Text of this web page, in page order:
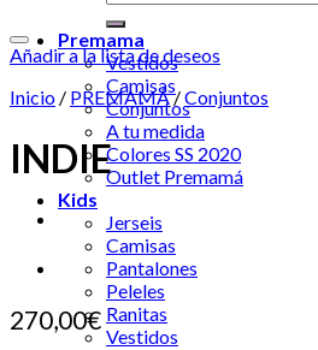
Premama
Vestidos
Camisas
Conjuntos
A tu medida
Colores SS 2020
Outlet Premamá
Kids
Jerseis
Camisas
Pantalones
Peleles
Ranitas
Vestidos
Añadir a la lista de deseos
Inicio / PREMAMÁ/Conjuntos
INDIE
270,00€